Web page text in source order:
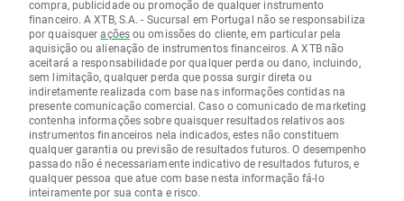
compra, publicidade ou promoção de qualquer instrumento
financeiro. A XTB, S.A. - Sucursal em Portugal não se responsabiliza
por quaisqueraçõesou omissões do cliente, em particular pela
aquisição ou alienação de instrumentos financeiros. A XTB não
aceitará a responsabilidade por qualquer perda ou dano, incluindo,
sem limitação, qualquer perda que possa surgir direta ou
indiretamente realizada com base nas informações contidas na
presente comunicação comercial. Caso o comunicado de marketing
contenha informações sobre quaisquer resultados relativos aos
instrumentos financeiros nela indicados, estes não constituem
qualquer garantia ou previsão de resultados futuros. O desempenho
passado não é necessariamente indicativo de resultados futuros, e
qualquer pessoa que atue com base nesta informação fá-lo
inteiramente por sua conta e risco.